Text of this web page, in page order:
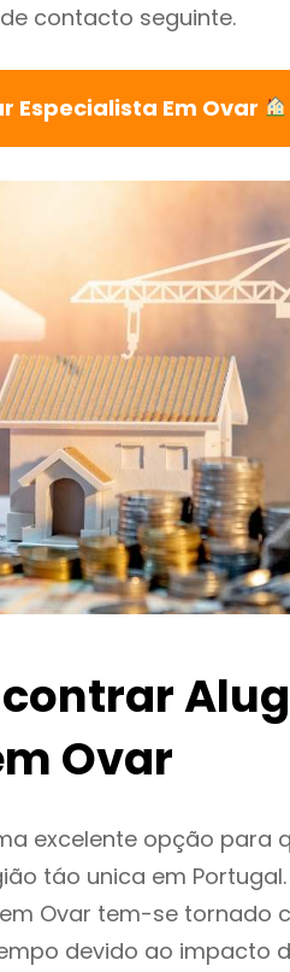
contacto seguinte.
Especialista Em Ovar
Ovar
excelente opção para
táo unica em
Ovar tem-se tornado
devido ao impacto